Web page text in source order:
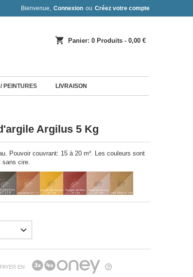
Bienvenue, Connexion ou Créez votre compte
shopping_cart Panier: 0 Produits - 0,00 €
PEINTURES LIVRAISON
Argilus 5 Kg
Pouvoir couvrant: 15 à 20 m². Les couleurs sont
sans cire.
EN